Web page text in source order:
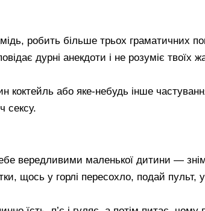
робить більше трьох граматичних
дурні анекдоти і не розуміє твоїх
коктейль або яке-небудь інше
сексу.
вередливими маленької дитини —
щось у горлі пересохло, подай пульт,